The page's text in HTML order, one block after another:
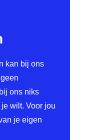
kan bij ons
ons niks
wilt. Voor jou
je eigen